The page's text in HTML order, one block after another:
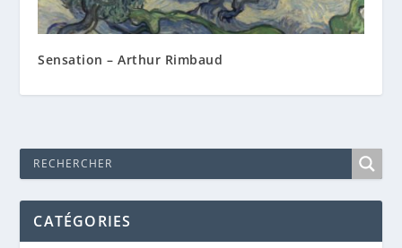
Sensation – Arthur Rimbaud
CATÉGORIES